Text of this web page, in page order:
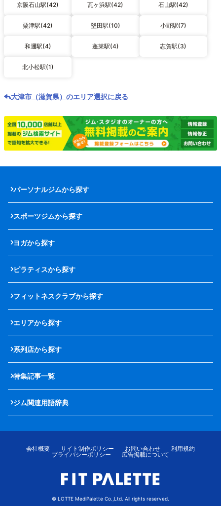
京阪石山駅(42) 瓦ヶ浜駅(42) 石山駅(42)
粟津駅(42) 堅田駅(10) 小野駅(7)
和邇駅(4) 蓬莱駅(4) 志賀駅(3)
北小松駅(1)
大津市（滋賀県）のエリア選択に戻る
パーソナルジムから探す
スポーツジムから探す
ヨガから探す
ピラティスから探す
フィットネスクラブから探す
エリアから探す
系列店から探す
特集記事一覧
ジム関連用語辞典
会社概要 サイト制作ポリシー お問い合わせ
利用規約
プライバシーポリシー
広告掲載について
© LOTTE MediPalette Co.,Ltd. All rights reserved.